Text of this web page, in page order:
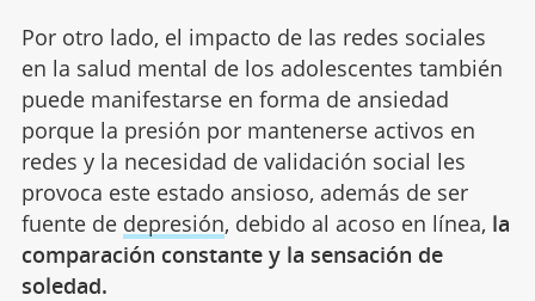
Por otro lado, el impacto de las redes sociales
en la salud mental de los adolescentes también
puede manifestarse en forma de ansiedad
porque la presión por mantenerse activos en
redes y la necesidad de validación social les
provoca este estado ansioso, además de ser
fuente de depresión, debido al acoso en línea, la
comparación constante y la sensación de
soledad.